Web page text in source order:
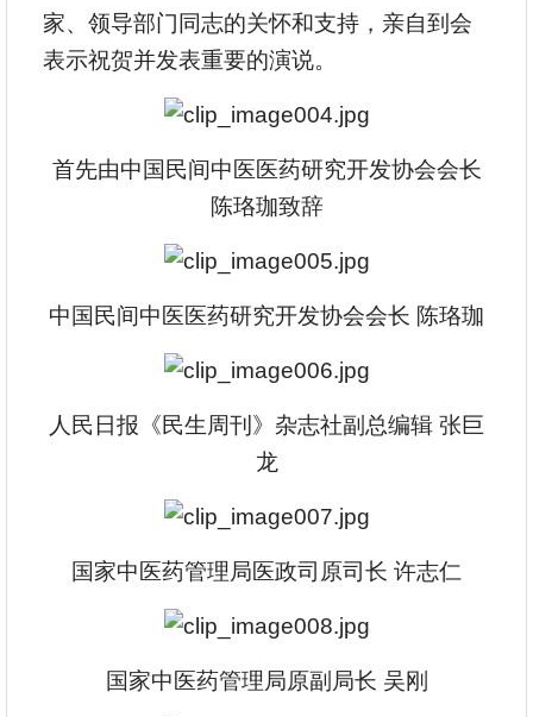
家、领导部门同志的关怀和支持，亲自到会
表示祝贺并发表重要的演说。
首先由中国民间中医医药研究开发协会会长
陈珞珈致辞
中国民间中医医药研究开发协会会长 陈珞珈
人民日报《民生周刊》杂志社副总编辑 张巨
龙
国家中医药管理局医政司原司长 许志仁
国家中医药管理局原副局长 吴刚